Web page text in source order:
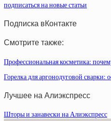
подписаться на новые статьи
Подписка вКонтакте
Смотрите также:
Профессиональная косметика:
Горелка для аргонодуговой
Лучшее на Алиэкспресс
Шторы и занавески на Алиэкспресс